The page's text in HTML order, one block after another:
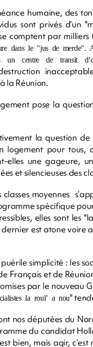
humaine, des
sont privés
comptent par
dans le "jus de merde".
un centre de transit
la Réunion.
pose la
la question
logement pour
elles une gageure,
et silencieuses des
moyennes
spécifique
elles sont les
est atone voire
simplicité : les
Français et de
par le nouveau
la roul’ a nou"
nos députées du
du candidat
bien, mais agir,